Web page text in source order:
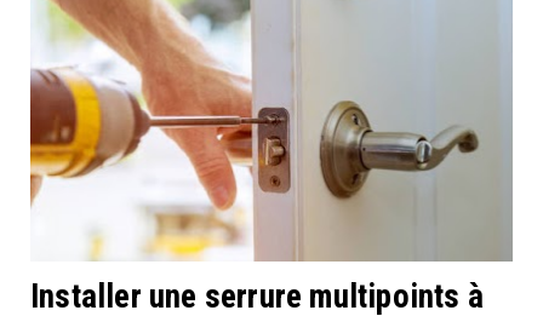
Installer une serrure multipoints à